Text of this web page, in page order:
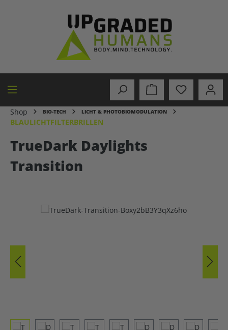
Shop BIO-TECH LICHT & PHOTOBIOMODULATION
BLAULICHTFILTERBRILLEN
TrueDark Daylights
Transition
Bildergalerie überspringen